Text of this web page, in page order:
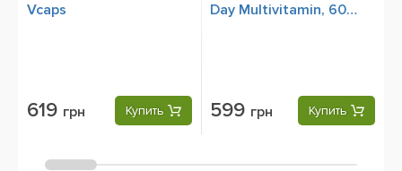
Vcaps
619 грн Купить
Day Multivitamin, 60
599 грн Купить